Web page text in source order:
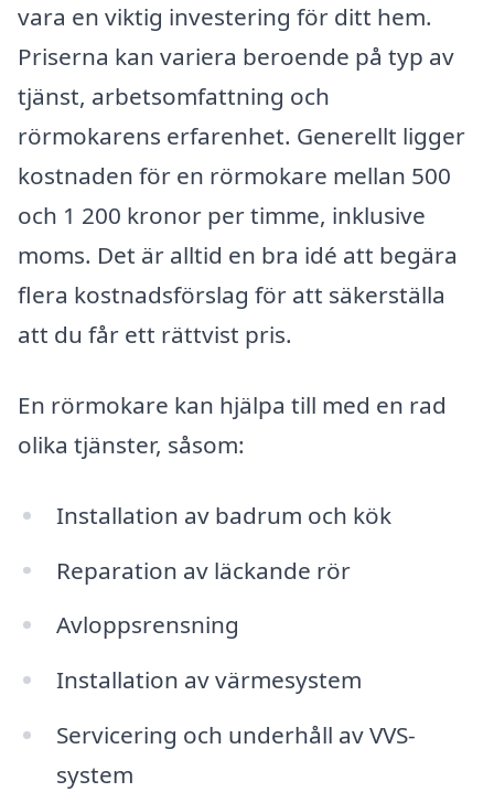
vara en viktig investering för ditt hem.
Priserna kan variera beroende på typ av
tjänst, arbetsomfattning och
rörmokarens erfarenhet. Generellt ligger
kostnaden för en rörmokare mellan 500
och 1 200 kronor per timme, inklusive
moms. Det är alltid en bra idé att begära
flera kostnadsförslag för att säkerställa
att du får ett rättvist pris.
En rörmokare kan hjälpa till med en rad
olika tjänster, såsom:
Installation av badrum och kök
Reparation av läckande rör
Avloppsrensning
Installation av värmesystem
Servicering och underhåll av VVS-
system